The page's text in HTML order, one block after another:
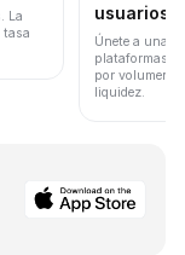
La
tasa
usuarios
Únete a una
plataformas
por volumen
liquidez.